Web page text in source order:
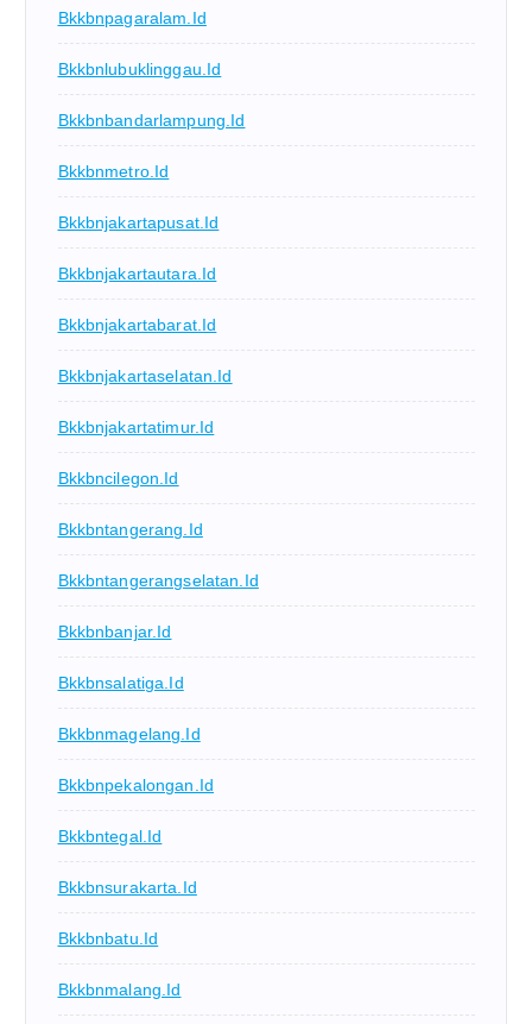
Bkkbnpagaralam.id
Bkkbnlubuklinggau.id
Bkkbnbandarlampung.id
Bkkbnmetro.id
Bkkbnjakartapusat.id
Bkkbnjakartautara.id
Bkkbnjakartabarat.id
Bkkbnjakartaselatan.id
Bkkbnjakartatimur.id
Bkkbncilegon.id
Bkkbntangerang.id
Bkkbntangerangselatan.id
Bkkbnbanjar.id
Bkkbnsalatiga.id
Bkkbnmagelang.id
Bkkbnpekalongan.id
Bkkbntegal.id
Bkkbnsurakarta.id
Bkkbnbatu.id
Bkkbnmalang.id